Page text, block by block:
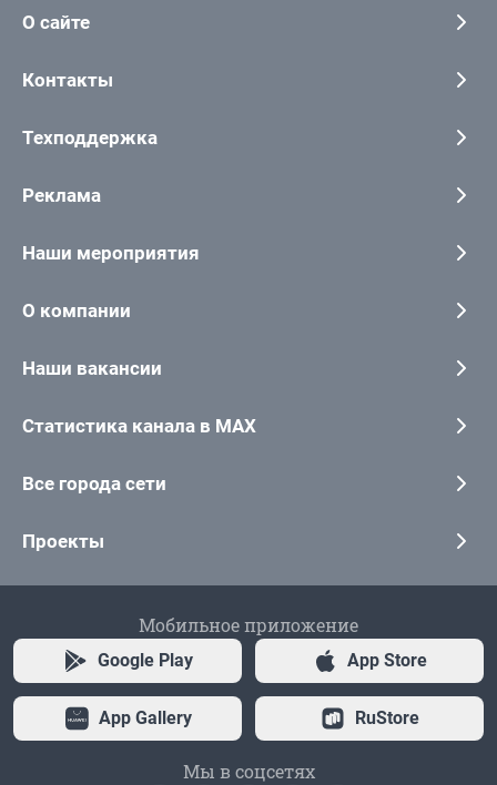
О сайте
Контакты
Техподдержка
Реклама
Наши мероприятия
О компании
Наши вакансии
Статистика канала в MAX
Все города сети
Проекты
Мобильное приложение
Google Play App Store
App Gallery RuStore
Мы в соцсетях